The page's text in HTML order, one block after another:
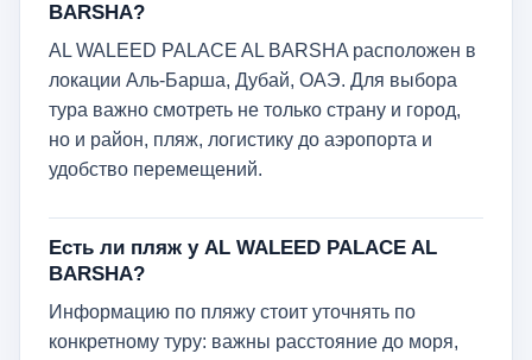
BARSHA?
AL WALEED PALACE AL BARSHA расположен в
локации Аль-Барша, Дубай, ОАЭ. Для выбора
тура важно смотреть не только страну и город,
но и район, пляж, логистику до аэропорта и
удобство перемещений.
Есть ли пляж у AL WALEED PALACE AL
BARSHA?
Информацию по пляжу стоит уточнять по
конкретному туру: важны расстояние до моря,